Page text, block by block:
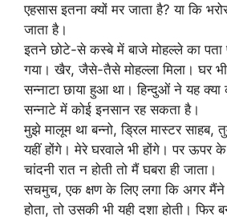
एहसास इतना क्यों मर जाता है? या कि
जाता है।
इतने छोटे-से कस्बे में बाजे मोहल्ले का पता
गया। खैर, जैसे-तैसे मोहल्ला मिला। घर
सन्नाटा छाया हुआ था। हिन्दुओं ने यह क्या
सन्नाटे में कोई इनसान रह सकता है।
मुझे मालूम था बन्नो, ड्रिल मास्टर साहब,
यहीं होंगे। मेरे घरवाले भी होंगे। पर ऊपर
चांदनी रात न होती तो मैं घबरा ही जाता।
सचमुच, एक क्षण के लिए लगा कि अगर मैंने
होता, तो उसकी भी यही दशा होती। फिर